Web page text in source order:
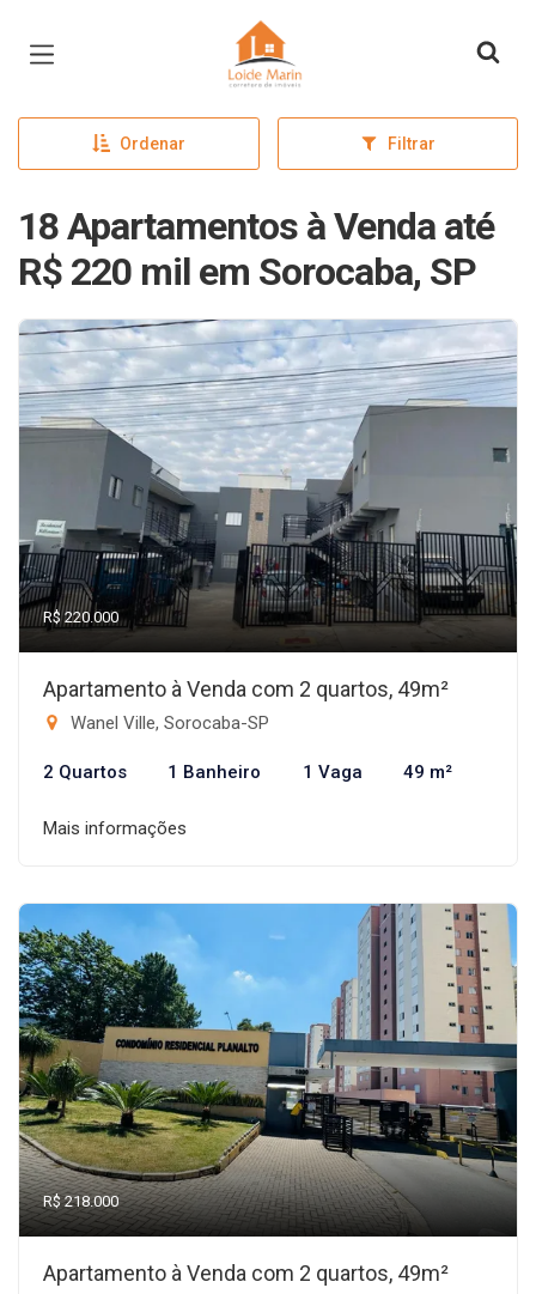
Página inicial
Ordenar Filtrar
18 Apartamentos à Venda até
R$ 220 mil em Sorocaba, SP
R$ 220.000
Apartamento à Venda com 2 quartos, 49m²
Wanel Ville, Sorocaba-SP
2 Quartos 1 Banheiro 1 Vaga 49 m²
Mais informações
R$ 218.000
Apartamento à Venda com 2 quartos, 49m²